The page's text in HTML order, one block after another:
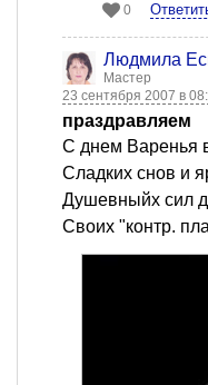
0
Людмила
Мастер
23 сентября 2007 в
праздравляем
С днем Варенья
Сладких снов и
Душевныйх сил
Своих "контр.